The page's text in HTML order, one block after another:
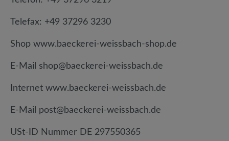
Telefax: +49 37296 3230
Shop www.baeckerei-weissbach-shop.de
E-Mail shop@baeckerei-weissbach.de
Internet www.baeckerei-weissbach.de
E-Mail post@baeckerei-weissbach.de
USt-ID Nummer DE 297550365